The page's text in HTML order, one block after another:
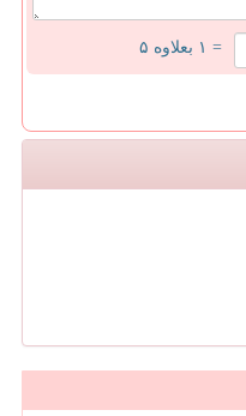
= ۱ بعلاوه ۵